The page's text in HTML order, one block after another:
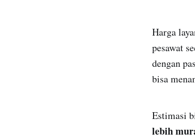
Harga
pesawat
dengan
bisa
Estimasi
lebih